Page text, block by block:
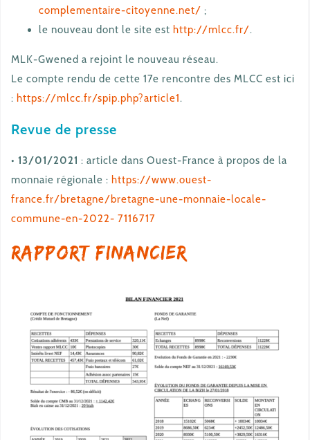
complementaire-citoyenne.net/ ;
le nouveau dont le site est http://mlcc.fr/.
MLK-Gwened a rejoint le nouveau réseau.
Le compte rendu de cette 17e rencontre des MLCC est ici
: https://mlcc.fr/spip.php?article1.
Revue de presse
• 13/01/2021 : article dans Ouest-France à propos de la
monnaie régionale : https://www.ouest-
france.fr/bretagne/bretagne-une-monnaie-locale-
commune-en-2022- 7116717
Rapport financier